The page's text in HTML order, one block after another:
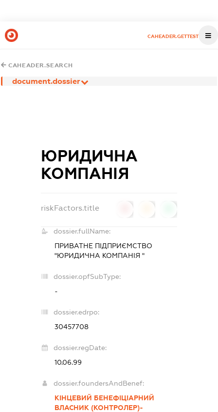
CAHEADER.GETTEST
CAHEADER.SEARCH
document.dossier
ЮРИДИЧНА
КОМПАНІЯ
riskFactors.title
dossier.fullName:
ПРИВАТНЕ ПІДПРИЄМСТВО
"ЮРИДИЧНА КОМПАНІЯ "
dossier.opfSubType:
-
dossier.edrpo:
30457708
dossier.regDate:
10.06.99
dossier.foundersAndBenef:
КІНЦЕВИЙ БЕНЕФІЦІАРНИЙ
ВЛАСНИК (КОНТРОЛЕР)-